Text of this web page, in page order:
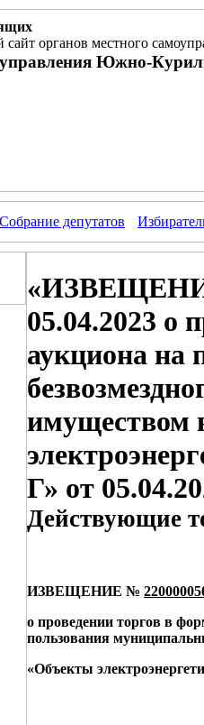
органов местного
Южно-
Собрание депутатов
«ИЗВЕЩЕНИЕ
05.04.2023 о
аукциона на
имуществом
Г» от
Действующие
ИЗВЕЩЕНИЕ №
о проведении торгов в
пользования
«Объекты